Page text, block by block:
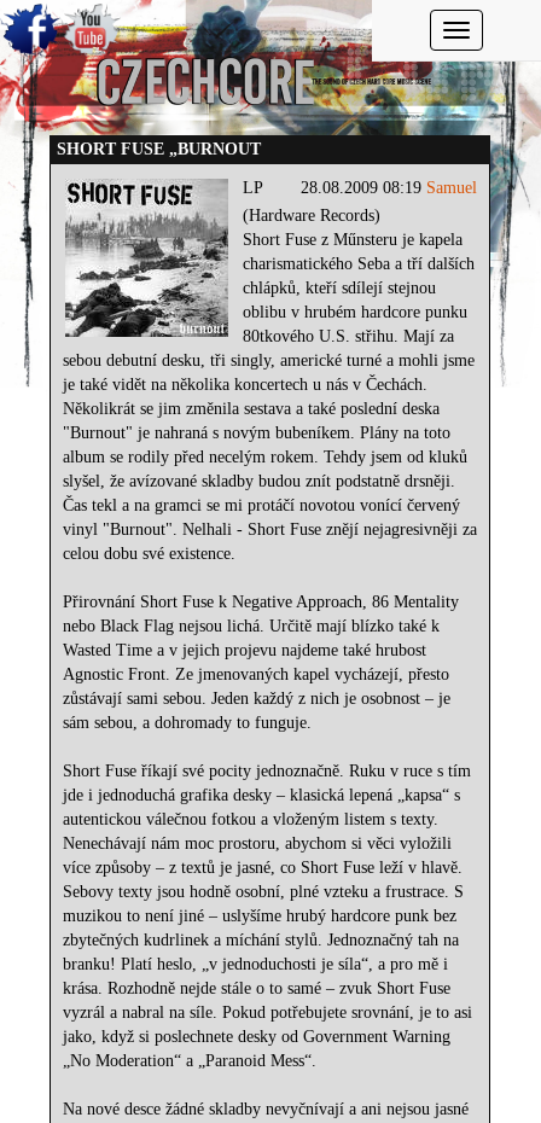
Toggle
SHORT FUSE „BURNOUT
28.08.2009 08:19 Samuel
LP
(Hardware Records)
Short Fuse z Műnsteru je kapela
charismatického Seba a tří dalších
chlápků, kteří sdílejí stejnou
oblibu v hrubém hardcore punku
80tkového U.S. střihu. Mají za
sebou debutní desku, tři singly, americké turné a mohli jsme
je také vidět na několika koncertech u nás v Čechách.
Několikrát se jim změnila sestava a také poslední deska
"Burnout" je nahraná s novým bubeníkem. Plány na toto
album se rodily před necelým rokem. Tehdy jsem od kluků
slyšel, že avízované skladby budou znít podstatně drsněji.
Čas tekl a na gramci se mi protáčí novotou vonící červený
vinyl "Burnout". Nelhali - Short Fuse znějí nejagresivněji za
celou dobu své existence.
Přirovnání Short Fuse k Negative Approach, 86 Mentality
nebo Black Flag nejsou lichá. Určitě mají blízko také k
Wasted Time a v jejich projevu najdeme také hrubost
Agnostic Front. Ze jmenovaných kapel vycházejí, přesto
zůstávají sami sebou. Jeden každý z nich je osobnost – je
sám sebou, a dohromady to funguje.
Short Fuse říkají své pocity jednoznačně. Ruku v ruce s tím
jde i jednoduchá grafika desky – klasická lepená „kapsa“ s
autentickou válečnou fotkou a vloženým listem s texty.
Nenechávají nám moc prostoru, abychom si věci vyložili
více způsoby – z textů je jasné, co Short Fuse leží v hlavě.
Sebovy texty jsou hodně osobní, plné vzteku a frustrace. S
muzikou to není jiné – uslyšíme hrubý hardcore punk bez
zbytečných kudrlinek a míchání stylů. Jednoznačný tah na
branku! Platí heslo, „v jednoduchosti je síla“, a pro mě i
krása. Rozhodně nejde stále o to samé – zvuk Short Fuse
vyzrál a nabral na síle. Pokud potřebujete srovnání, je to asi
jako, když si poslechnete desky od Government Warning
„No Moderation“ a „Paranoid Mess“.
Na nové desce žádné skladby nevyčnívají a ani nejsou jasné